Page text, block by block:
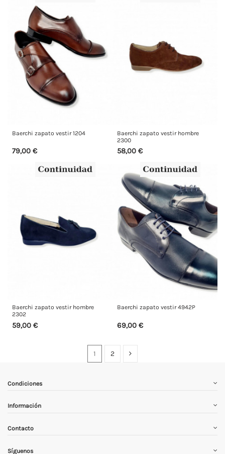
Baerchi zapato vestir 1204
79,00 €
Baerchi zapato vestir hombre
2300
58,00 €
Baerchi zapato vestir hombre
2302
59,00 €
Baerchi zapato vestir 4942P
69,00 €
1 2
Condiciones
Información
Contacto
Síguenos